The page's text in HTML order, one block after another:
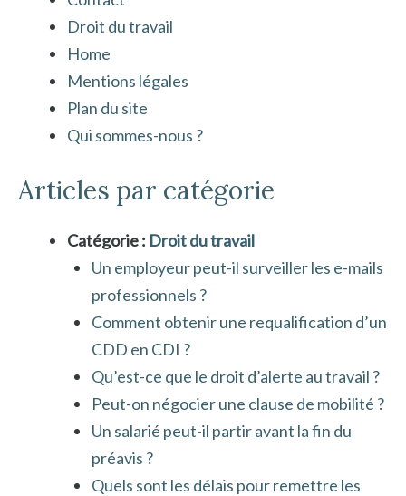
Droit du travail
Home
Mentions légales
Plan du site
Qui sommes-nous ?
Articles par catégorie
Catégorie : Droit du travail
Un employeur peut-il surveiller les e-mails
professionnels ?
Comment obtenir une requalification d’un
CDD en CDI ?
Qu’est-ce que le droit d’alerte au travail ?
Peut-on négocier une clause de mobilité ?
Un salarié peut-il partir avant la fin du
préavis ?
Quels sont les délais pour remettre les